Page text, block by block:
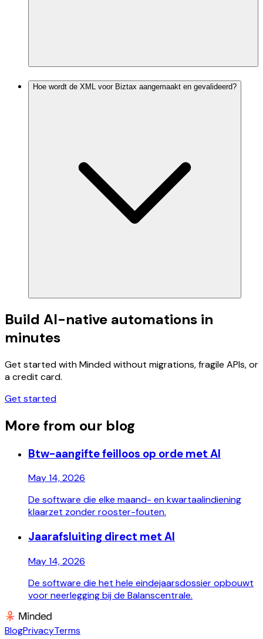
Hoe wordt de XML voor Biztax aangemaakt en gevalideerd?
Build AI-native automations in
minutes
Get started with Minded without migrations, fragile APIs, or
a credit card.
Get started
More from our blog
Btw-aangifte feilloos op orde met AI
May 14, 2026
De software die elke maand- en kwartaalindiening
klaarzet zonder rooster-fouten.
Jaarafsluiting direct met AI
May 14, 2026
De software die het hele eindejaarsdossier opbouwt
voor neerlegging bij de Balanscentrale.
BlogPrivacyTerms